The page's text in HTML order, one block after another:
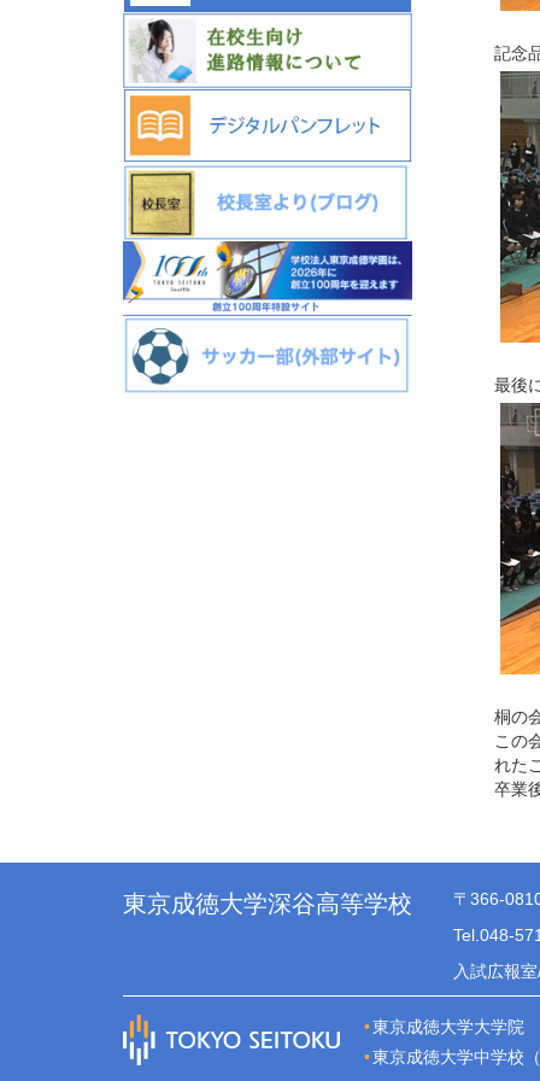
記念
最後
桐の
この
れた
卒業
東京成徳大学深谷高等学校
〒366-
Tel.048-
入試広報
東京成徳大学大学院
東京成徳大学中学校